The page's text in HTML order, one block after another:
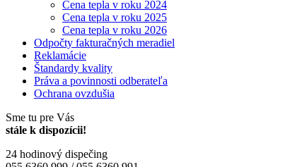
Cena tepla v roku 2024
Cena tepla v roku 2025
Cena tepla v roku 2026
Odpočty fakturačných meradiel
Reklamácie
Štandardy kvality
Práva a povinnosti odberateľa
Ochrana ovzdušia
Sme tu pre Vás
stále k dispozícii!
24 hodinový dispečing